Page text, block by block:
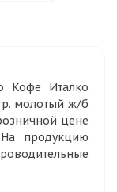
Кофе Италко
гр. молотый ж/б
цене
продукцию